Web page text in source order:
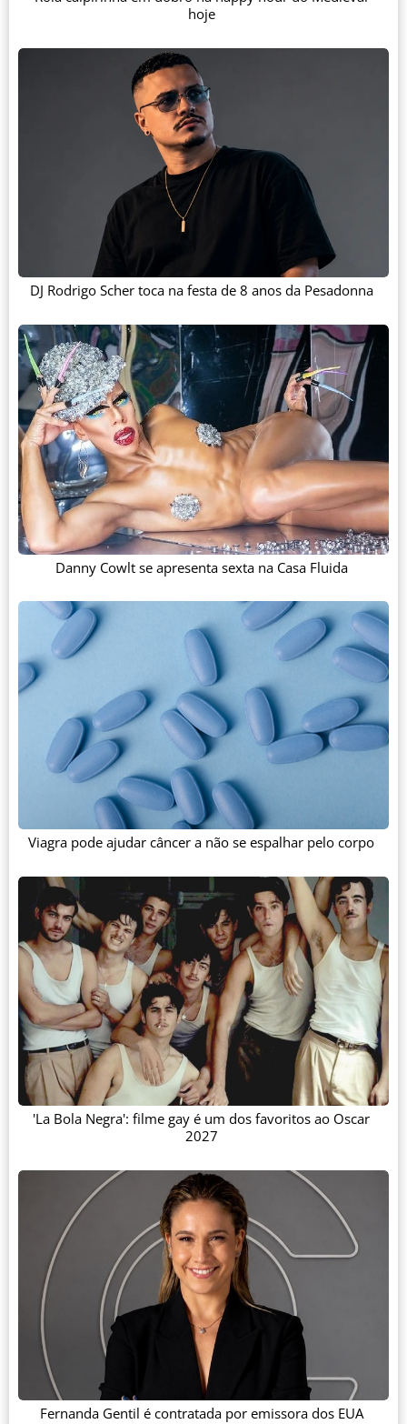
hoje
DJ Rodrigo Scher toca na festa de 8 anos da Pesadonna
Danny Cowlt se apresenta sexta na Casa Fluida
Viagra pode ajudar câncer a não se espalhar pelo corpo
'La Bola Negra': filme gay é um dos favoritos ao Oscar
2027
Fernanda Gentil é contratada por emissora dos EUA